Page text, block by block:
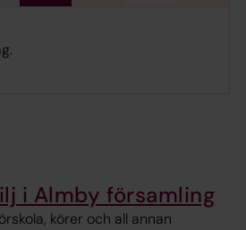
i Almby församling
körer och all annan